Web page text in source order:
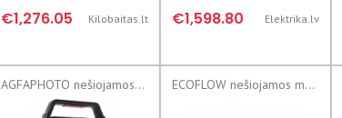
Max 2016Wh |
€1,276.05 Kilobaitas.lt
5001801009 |
€1,598.80 Elektrika.lv
AGFAPHOTO nešiojamos maitinimo stotys ECOFLOW nešiojamos maitinimo stotys